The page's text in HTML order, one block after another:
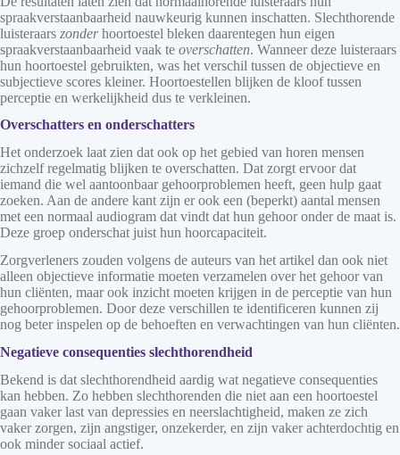
spraakverstaanbaarheid nauwkeurig kunnen inschatten. Slechthorende
luisteraars zonderhoortoestel bleken daarentegen hun eigen
spraakverstaanbaarheid vaak te overschatten. Wanneer deze luisteraars
hun hoortoestel gebruikten, was het verschil tussen de objectieve en
subjectieve scores kleiner. Hoortoestellen blijken de kloof tussen
perceptie en werkelijkheid dus te verkleinen.
Overschatters en onderschatters
Het onderzoek laat zien dat ook op het gebied van horen mensen
zichzelf regelmatig blijken te overschatten. Dat zorgt ervoor dat
iemand die wel aantoonbaar gehoorproblemen heeft, geen hulp gaat
zoeken. Aan de andere kant zijn er ook een (beperkt) aantal mensen
met een normaal audiogram dat vindt dat hun gehoor onder de maat is.
Deze groep onderschat juist hun hoorcapaciteit.
Zorgverleners zouden volgens de auteurs van het artikel dan ook niet
alleen objectieve informatie moeten verzamelen over het gehoor van
hun cliënten, maar ook inzicht moeten krijgen in de perceptie van hun
gehoorproblemen. Door deze verschillen te identificeren kunnen zij
nog beter inspelen op de behoeften en verwachtingen van hun cliënten.
Negatieve consequenties slechthorendheid
Bekend is dat slechthorendheid aardig wat negatieve consequenties
kan hebben. Zo hebben slechthorenden die niet aan een hoortoestel
gaan vaker last van depressies en neerslachtigheid, maken ze zich
vaker zorgen, zijn angstiger, onzekerder, en zijn vaker achterdochtig en
ook minder sociaal actief.